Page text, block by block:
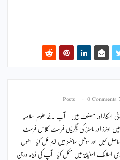
0 Comments
اسکالراور مصنف ہیں ۔ آپ نے علوم اسلامیہ
میں اونرز اور ماسٹرز کی ڈگریاں فرسٹ کلاس فرسٹ
کیں اور سوشل سائنسز میں ایم فل کیا۔ انہوں
ڈی اسلامک اسٹیڈیز میں مکمل کیا۔ آپ کی ڈیڑھ درجن